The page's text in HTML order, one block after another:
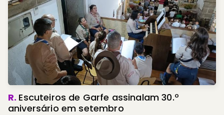
R. Escuteiros de Garfe assinalam 30.º
aniversário em setembro